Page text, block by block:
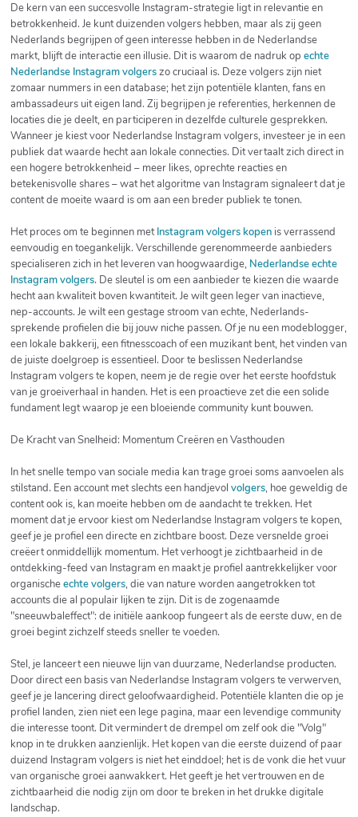
De kern van een succesvolle Instagram-strategie ligt in relevantie en
betrokkenheid. Je kunt duizenden volgers hebben, maar als zij geen
Nederlands begrijpen of geen interesse hebben in de Nederlandse
markt, blijft de interactie een illusie. Dit is waarom de nadruk op echte
Nederlandse Instagram volgerszo cruciaal is. Deze volgers zijn niet
zomaar nummers in een database; het zijn potentiële klanten, fans en
ambassadeurs uit eigen land. Zij begrijpen je referenties, herkennen de
locaties die je deelt, en participeren in dezelfde culturele gesprekken.
Wanneer je kiest voor Nederlandse Instagram volgers, investeer je in een
publiek dat waarde hecht aan lokale connecties. Dit vertaalt zich direct in
een hogere betrokkenheid – meer likes, oprechte reacties en
betekenisvolle shares – wat het algoritme van Instagram signaleert dat je
content de moeite waard is om aan een breder publiek te tonen.
Het proces om te beginnen metInstagram volgers kopen is verrassend
eenvoudig en toegankelijk. Verschillende gerenommeerde aanbieders
specialiseren zich in het leveren van hoogwaardige, Nederlandse echte
Instagram volgers. De sleutel is om een aanbieder te kiezen die waarde
hecht aan kwaliteit boven kwantiteit. Je wilt geen leger van inactieve,
nep-accounts. Je wilt een gestage stroom van echte, Nederlands-
sprekende profielen die bij jouw niche passen. Of je nu een modeblogger,
een lokale bakkerij, een fitnesscoach of een muzikant bent, het vinden van
de juiste doelgroep is essentieel. Door te beslissen Nederlandse
Instagram volgers te kopen, neem je de regie over het eerste hoofdstuk
van je groeiverhaal in handen. Het is een proactieve zet die een solide
fundament legt waarop je een bloeiende community kunt bouwen.
De Kracht van Snelheid: Momentum Creëren en Vasthouden
In het snelle tempo van sociale media kan trage groei soms aanvoelen als
stilstand. Een account met slechts een handjevol volgers, hoe geweldig de
content ook is, kan moeite hebben om de aandacht te trekken. Het
moment dat je ervoor kiest om Nederlandse Instagram volgers te kopen,
geef je je profiel een directe en zichtbare boost. Deze versnelde groei
creëert onmiddellijk momentum. Het verhoogt je zichtbaarheid in de
ontdekking-feed van Instagram en maakt je profiel aantrekkelijker voor
organischeechte volgers, die van nature worden aangetrokken tot
accounts die al populair lijken te zijn. Dit is de zogenaamde
"sneeuwbaleffect": de initiële aankoop fungeert als de eerste duw, en de
groei begint zichzelf steeds sneller te voeden.
Stel, je lanceert een nieuwe lijn van duurzame, Nederlandse producten.
Door direct een basis van Nederlandse Instagram volgers te verwerven,
geef je je lancering direct geloofwaardigheid. Potentiële klanten die op je
profiel landen, zien niet een lege pagina, maar een levendige community
die interesse toont. Dit vermindert de drempel om zelf ook die "Volg"
knop in te drukken aanzienlijk. Het kopen van die eerste duizend of paar
duizend Instagram volgers is niet het einddoel; het is de vonk die het vuur
van organische groei aanwakkert. Het geeft je het vertrouwen en de
zichtbaarheid die nodig zijn om door te breken in het drukke digitale
landschap.